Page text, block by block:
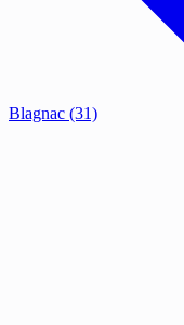
Blagnac (31)